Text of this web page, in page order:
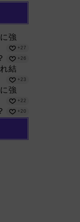
強
+27
+26
結
+23
強
+22
+20